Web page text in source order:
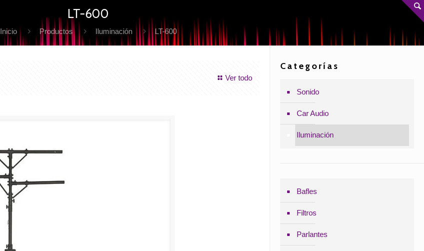
LT-600
Inicio Productos Iluminación LT-600
Ver todo
Categorías
Sonido
Car Audio
Iluminación
Bafles
Filtros
Parlantes